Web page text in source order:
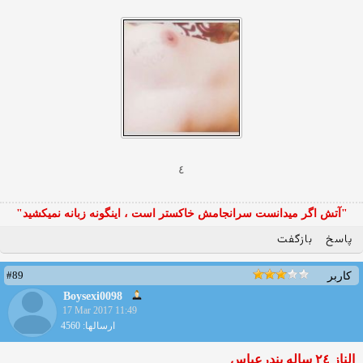
٤
"آتش اگر ميدانست سرانجامش خاكستر است ، اينگونه زبانه نميكشيد"
پاسخ بازگفت
کاربر
#89
Boysexi0098
17 Mar 2017 11:49
ارسالها: 4560
الناز ٢٤ ساله بندرعباس